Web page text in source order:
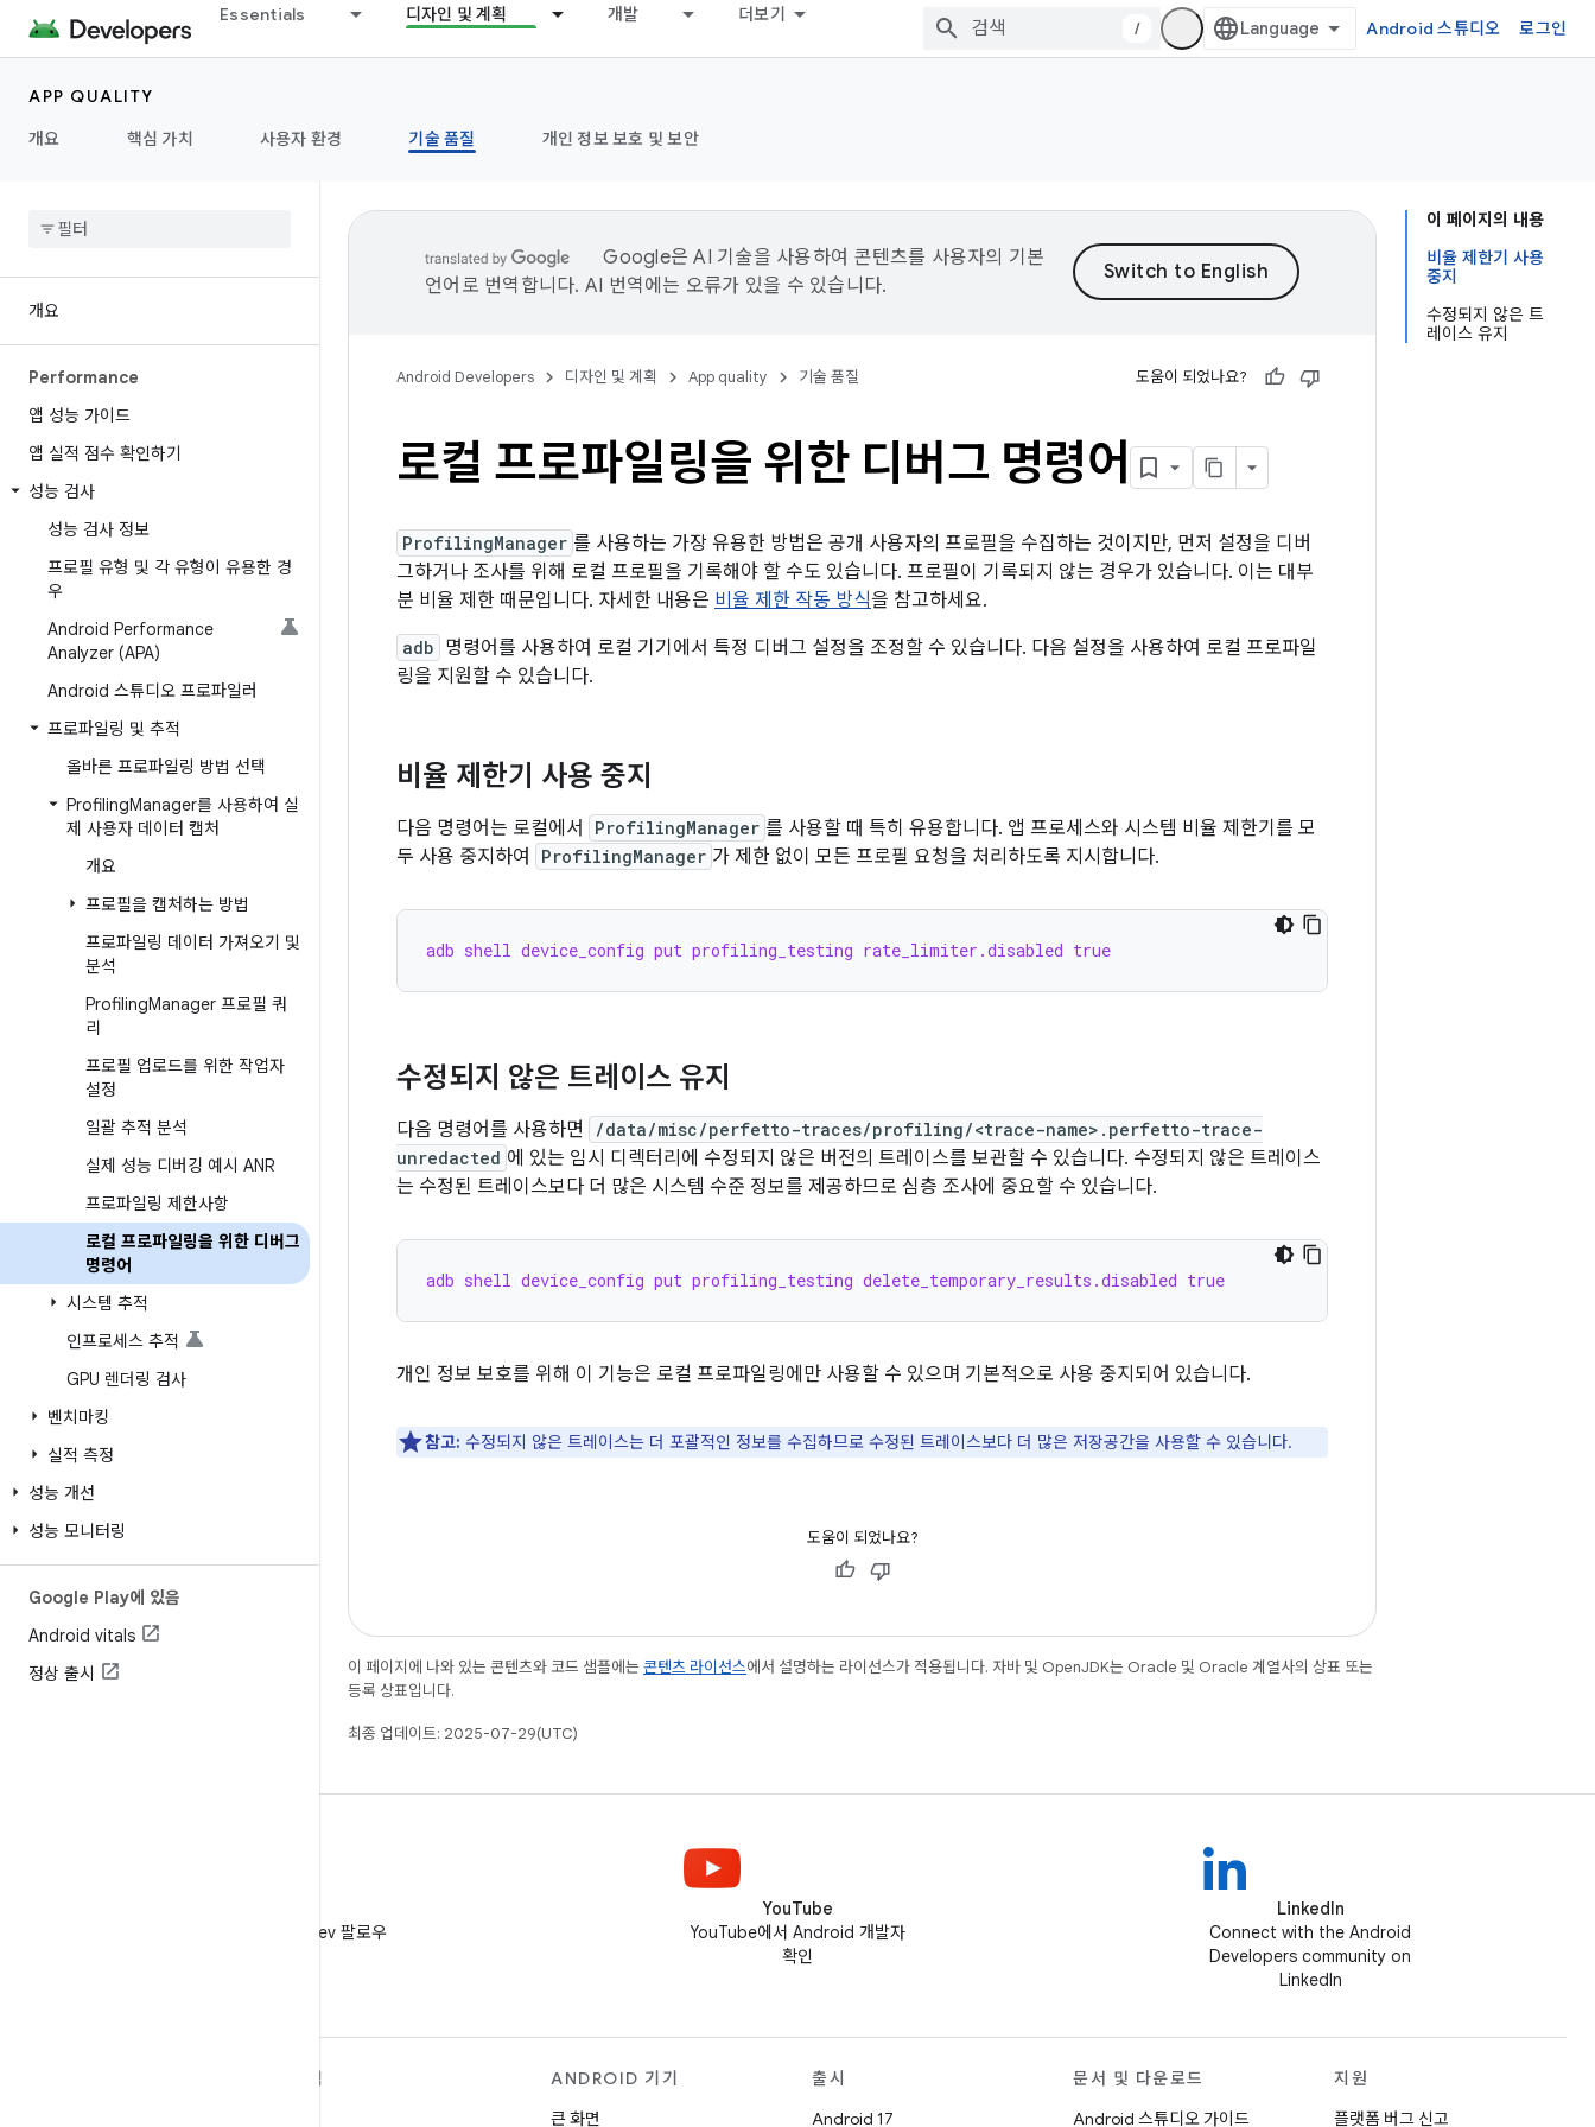
Essentials 디자인 및 계획 개발 더보기
/ Android 스튜디오 로그인
APP QUALITY
개요
핵심 가치 사용자 환경 기술 품질 개인 정보 보호 및 보안
개요
Performance
앱 성능 가이드
앱 실적 점수 확인하기
성능 검사
성능 검사 정보
프로필 유형 및 각 유형이 유용한 경
우
Android Performance
Analyzer (APA)
Android 스튜디오 프로파일러
프로파일링 및 추적
올바른 프로파일링 방법 선택
ProfilingManager를 사용하여 실
제 사용자 데이터 캡처
개요
프로필을 캡처하는 방법
프로파일링 데이터 가져오기 및
분석
ProfilingManager 프로필 쿼
리
프로필 업로드를 위한 작업자
설정
일괄 추적 분석
실제 성능 디버깅 예시 ANR
프로파일링 제한사항
로컬 프로파일링을 위한 디버그
명령어
시스템 추적
인프로세스 추적
GPU 렌더링 검사
벤치마킹
실적 측정
성능 개선
성능 모니터링
Google Play에 있음
Android vitals
정상 출시
이 페이지의 내용
비율 제한기 사용
중지
수정되지 않은 트
레이스 유지
Google은 AI 기술을 사용하여 콘텐츠를 사용자의 기본
언어로 번역합니다. AI 번역에는 오류가 있을 수 있습니다.
Android Developers 디자인 및 계획 App quality 기술 품질 도움이 되었나요?
로컬 프로파일링을 위한 디버그 명령어
ProfilingManager 를 사용하는 가장 유용한 방법은 공개 사용자의 프로필을 수집하는 것이지만, 먼저 설정을 디버
그하거나 조사를 위해 로컬 프로필을 기록해야 할 수도 있습니다. 프로필이 기록되지 않는 경우가 있습니다. 이는 대부
분 비율 제한 때문입니다. 자세한 내용은 비율 제한 작동 방식을 참고하세요.
adb 명령어를 사용하여 로컬 기기에서 특정 디버그 설정을 조정할 수 있습니다. 다음 설정을 사용하여 로컬 프로파일
링을 지원할 수 있습니다.
비율 제한기 사용 중지
다음 명령어는 로컬에서 ProfilingManager 를 사용할 때 특히 유용합니다. 앱 프로세스와 시스템 비율 제한기를 모
두 사용 중지하여
ProfilingManager 가 제한 없이 모든 프로필 요청을 처리하도록 지시합니다.
adb shell device_config put profiling_testing rate_limiter.disabled true
수정되지 않은 트레이스 유지
다음 명령어를 사용하면
/data/misc/perfetto-traces/profiling/<trace-name>.perfetto-trace-
unredacted 에 있는 임시 디렉터리에 수정되지 않은 버전의 트레이스를 보관할 수 있습니다. 수정되지 않은 트레이스
는 수정된 트레이스보다 더 많은 시스템 수준 정보를 제공하므로 심층 조사에 중요할 수 있습니다.
adb shell device_config put profiling_testing delete_temporary_results.disabled true
개인 정보 보호를 위해 이 기능은 로컬 프로파일링에만 사용할 수 있으며 기본적으로 사용 중지되어 있습니다.
참고: 수정되지 않은 트레이스는 더 포괄적인 정보를 수집하므로 수정된 트레이스보다 더 많은 저장공간을 사용할 수 있습니다.
도움이 되었나요?
이 페이지에 나와 있는 콘텐츠와 코드 샘플에는 콘텐츠 라이선스에서 설명하는 라이선스가 적용됩니다. 자바 및 OpenJDK는 Oracle 및 Oracle 계열사의 상표 또는
등록 상표입니다.
최종 업데이트: 2025-07-29(UTC)
X에서 @AndroidDev 팔로우
YouTube
YouTube에서 Android 개발자
확인
LinkedIn
Connect with the Android
Developers community on
LinkedIn
탐색
ANDROID 기기
큰 화면
출시
Android 17
문서 및 다운로드
Android 스튜디오 가이드
지원
플랫폼 버그 신고